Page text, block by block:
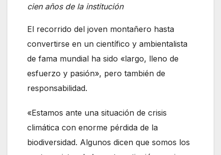
cien años de la institución
El recorrido del joven montañero hasta
convertirse en un científico y ambientalista
de fama mundial ha sido «largo, lleno de
esfuerzo y pasión», pero también de
responsabilidad.
«Estamos ante una situación de crisis
climática con enorme pérdida de la
biodiversidad. Algunos dicen que somos los